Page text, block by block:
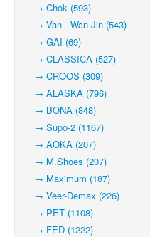
→ Chok (593)
→ Van - Wan Jin (543)
→ GAI (69)
→ CLASSICA (527)
→ CROOS (309)
→ ALASKA (796)
→ BONA (848)
→ Supo-2 (1167)
→ AOKA (207)
→ M.Shoes (207)
→ Maximum (187)
→ Veer-Demax (226)
→ PET (1108)
→ FED (1222)